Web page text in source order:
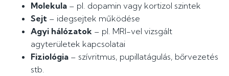
Molekula – pl. dopamin vagy kortizol szintek
Sejt – idegsejtek működése
Agyi hálózatok – pl. MRI-vel vizsgált
agyterületek kapcsolatai
Fiziológia – szívritmus, pupillatágulás, bőrvezetés
stb.